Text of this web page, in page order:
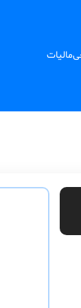
مالیات